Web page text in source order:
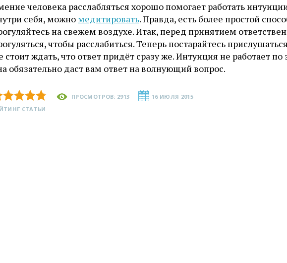
человека расслабляться хорошо помогает работать
себя, можномедитировать. Правда, есть более простой
на свежем воздухе. Итак, перед принятием
чтобы расслабиться. Теперь постарайтесь
стоит ждать, что ответ придёт сразу же. Интуиция не работает
обязательно даст вам ответ на волнующий вопрос.
СТАТЬИ
ПРОСМОТРОВ: 2913 16 ИЮЛЯ 2015